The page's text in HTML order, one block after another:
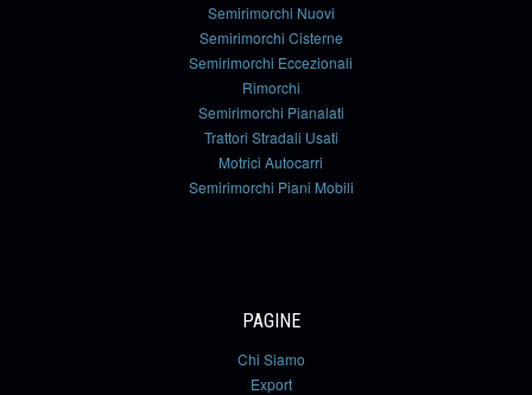
Semirimorchi Nuovi
Semirimorchi Cisterne
Semirimorchi Eccezionali
Rimorchi
Semirimorchi Pianalati
Trattori Stradali Usati
Motrici Autocarri
Semirimorchi Piani Mobili
PAGINE
Chi Siamo
Export